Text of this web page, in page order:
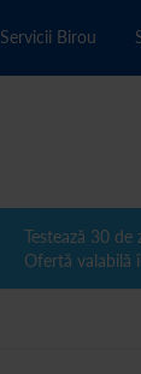
Servicii Birou
Testează 30
Ofertă valabilă